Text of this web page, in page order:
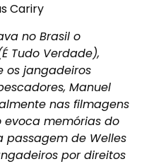
Cariry
no Brasil o
Tudo Verdade),
os jangadeiros
Manuel
nas filmagens
evoca memórias do
passagem de Welles
por direitos